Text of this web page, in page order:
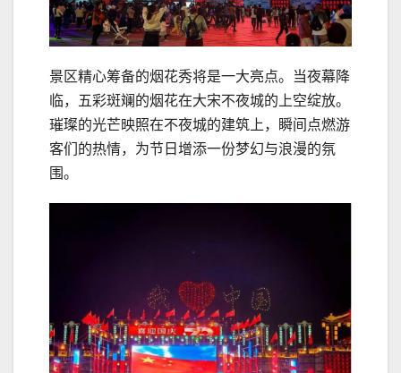
景区精心筹备的烟花秀将是一大亮点。当夜幕降
临，五彩斑斓的烟花在大宋不夜城的上空绽放。
璀璨的光芒映照在不夜城的建筑上，瞬间点燃游
客们的热情，为节日增添一份梦幻与浪漫的氛
围。